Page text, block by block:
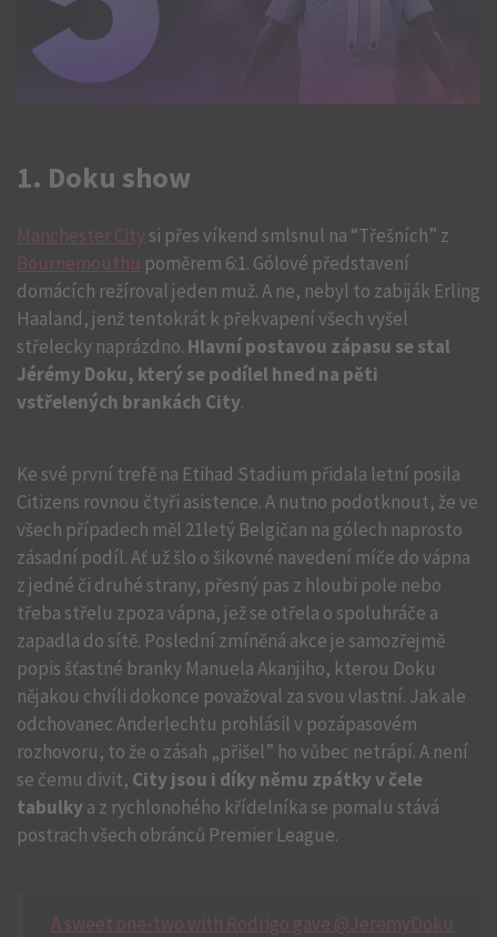
1. Doku show
Manchester City si přes víkend smlsnul na “Třešních” z
Bournemouthu poměrem 6:1. Gólové představení
domácích režíroval jeden muž. A ne, nebyl to zabiják Erling
Haaland, jenž tentokrát k překvapení všech vyšel
střelecky naprázdno. Hlavní postavou zápasu se stal
Jérémy Doku, který se podílel hned na pěti
vstřelených brankách City.
Ke své první trefě na Etihad Stadium přidala letní posila
Citizens rovnou čtyři asistence. A nutno podotknout, že ve
všech případech měl 21letý Belgičan na gólech naprosto
zásadní podíl. Ať už šlo o šikovné navedení míče do vápna
z jedné či druhé strany, přesný pas z hloubi pole nebo
třeba střelu zpoza vápna, jež se otřela o spoluhráče a
zapadla do sítě. Poslední zmíněná akce je samozřejmě
popis šťastné branky Manuela Akanjiho, kterou Doku
nějakou chvíli dokonce považoval za svou vlastní. Jak ale
odchovanec Anderlechtu prohlásil v pozápasovém
rozhovoru, to že o zásah „přišel” ho vůbec netrápí. A není
se čemu divit, City jsou i díky němu zpátky v čele
tabulky a z rychlonohého křídelníka se pomalu stává
postrach všech obránců Premier League.
A sweet one-two with Rodrigo gave @JeremyDoku